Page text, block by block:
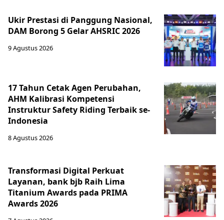
Ukir Prestasi di Panggung Nasional,
DAM Borong 5 Gelar AHSRIC 2026
9 Agustus 2026
17 Tahun Cetak Agen Perubahan,
AHM Kalibrasi Kompetensi
Instruktur Safety Riding Terbaik se-
Indonesia
8 Agustus 2026
Transformasi Digital Perkuat
Layanan, bank bjb Raih Lima
Titanium Awards pada PRIMA
Awards 2026